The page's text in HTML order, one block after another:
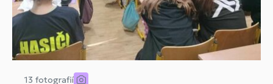
13 fotografií